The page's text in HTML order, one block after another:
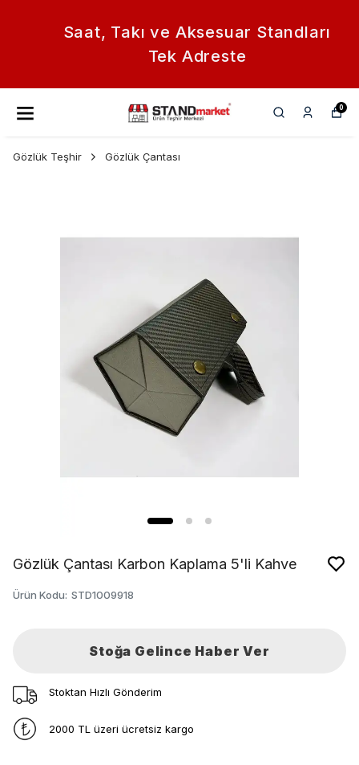
Saat, Takı ve Aksesuar Standları
Tek Adreste
0
Gözlük Teşhir Gözlük Çantası
Gözlük Çantası Karbon Kaplama 5'li Kahve
Ürün Kodu: STD1009918
Stoğa Gelince Haber Ver
Stoktan Hızlı Gönderim
2000 TL üzeri ücretsiz kargo